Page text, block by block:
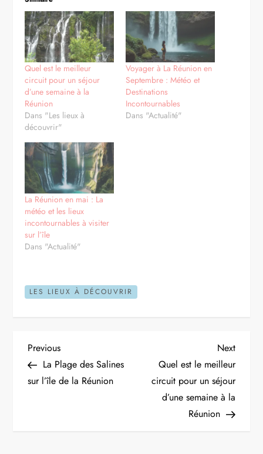
Quel est le meilleur
circuit pour un séjour
d’une semaine à la
Réunion
Dans "Les lieux à
découvrir"
Voyager à La Réunion en
Septembre : Météo et
Destinations
Incontournables
Dans "Actualité"
La Réunion en mai : La
météo et les lieux
incontournables à visiter
sur l’île
Dans "Actualité"
LES LIEUX À DÉCOUVRIR
N
a
Previous
Post
Previous
La Plage des Salines
sur l’île de la Réunion
Next
Post
Next
Quel est le meilleur
circuit pour un séjour
d’une semaine à la
Réunion